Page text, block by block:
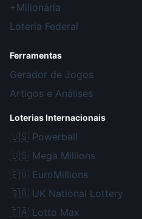
+Milionária
Loteria Federal
Ferramentas
Gerador de Jogos
Artigos e Análises
Loterias Internacionais
🇺🇸 Powerball
🇺🇸 Mega Millions
🇪🇺 EuroMillions
🇬🇧 UK National Lottery
🇨🇦 Lotto Max